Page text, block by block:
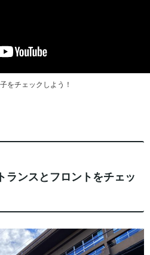
をチェックしよう！
ランスとフロントをチェッ